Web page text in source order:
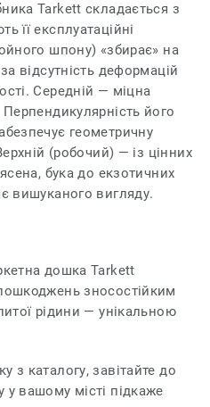
Tarkett складається з
її експлуатаційні
шпону) «збирає» на
відсутність деформацій
Середній — міцна
його
геометричну
(робочий) — із цінних
бука до екзотичних
вишуканого вигляду.
дошка Tarkett
зносостійким
рідини — унікальною
з каталогу, завітайте до
вашому місті підкаже